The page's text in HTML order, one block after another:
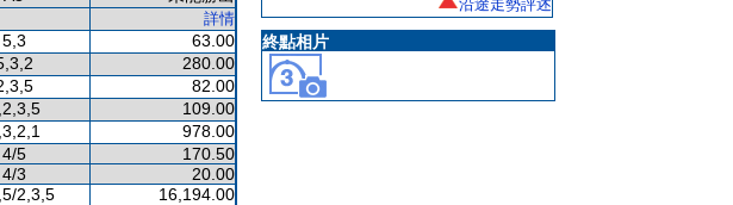
詳情
5,3 63.00
280.00
82.00
109.00
978.00
4/5
170.50
4/3
20.00
2,3,5 16,194.00
沿途走勢評述
終點相片